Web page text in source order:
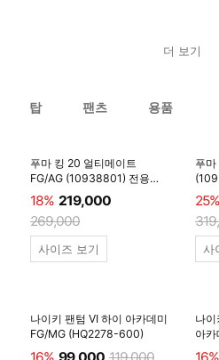
더 보기
탑 팬츠 용품
푸마 킹 20 얼티메이트
FG/AG (10938801) 전용쌕/
주걱/양말 #
18% 219,000
269,000
사이즈 보기
푸
양
25%
사
나이키 팬텀 VI 하이 아카데미
FG/MG (HQ2278-600)
나
아